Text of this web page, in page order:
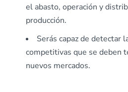
el abasto, operación y
producción.
Serás capaz de detectar
competitivas que se deben
nuevos mercados.